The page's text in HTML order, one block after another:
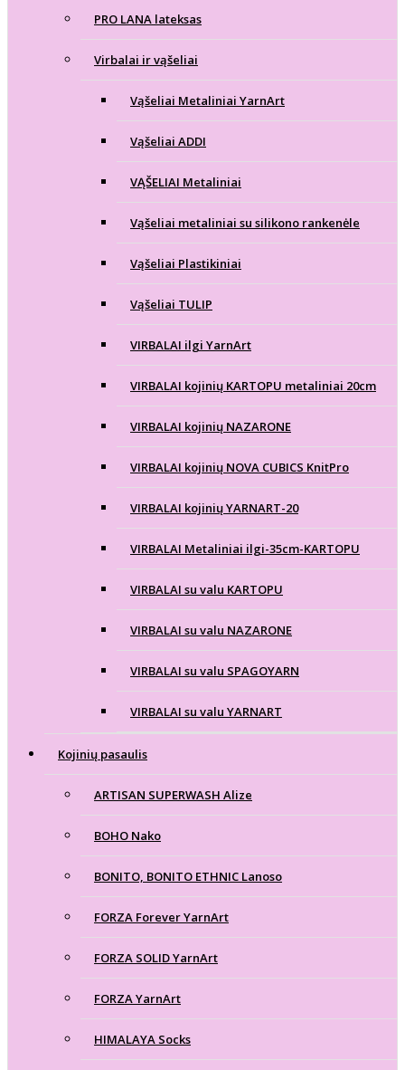
PRO LANA lateksas
Virbalai ir vąšeliai
Vąšeliai Metaliniai YarnArt
Vąšeliai ADDI
VĄŠELIAI Metaliniai
Vąšeliai metaliniai su silikono rankenėle
Vąšeliai Plastikiniai
Vąšeliai TULIP
VIRBALAI ilgi YarnArt
VIRBALAI kojinių KARTOPU metaliniai 20cm
VIRBALAI kojinių NAZARONE
VIRBALAI kojinių NOVA CUBICS KnitPro
VIRBALAI kojinių YARNART-20
VIRBALAI Metaliniai ilgi-35cm-KARTOPU
VIRBALAI su valu KARTOPU
VIRBALAI su valu NAZARONE
VIRBALAI su valu SPAGOYARN
VIRBALAI su valu YARNART
Kojinių pasaulis
ARTISAN SUPERWASH Alize
BOHO Nako
BONITO, BONITO ETHNIC Lanoso
FORZA Forever YarnArt
FORZA SOLID YarnArt
FORZA YarnArt
HIMALAYA Socks